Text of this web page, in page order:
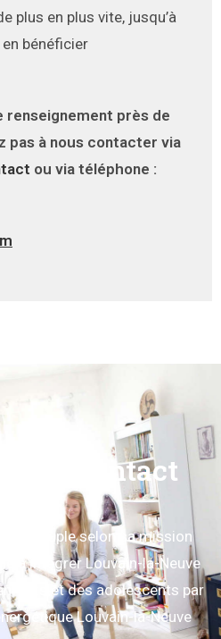
plus en plus vite, jusqu’à
bénéficier
renseignement près de
pas à nous contacter via
ou via téléphone :
contact
en couple selon sa mission
à intégrer Louvain-la-Neuve
et des adolescents par
Louvain-la-Neuve